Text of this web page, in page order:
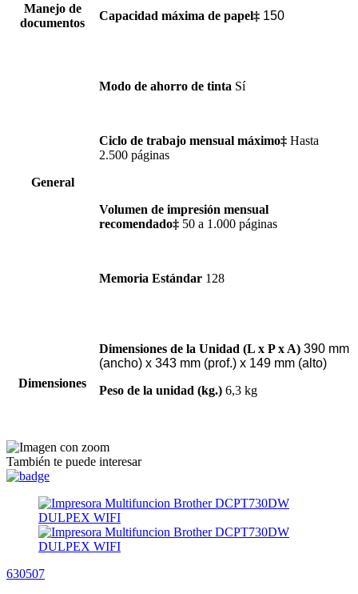
Manejo de
documentos
Capacidad máxima de papel‡ 150
General
Modo de ahorro de tinta Sí
Ciclo de trabajo mensual máximo‡ Hasta
2.500 páginas
Volumen de impresión mensual
recomendado‡ 50 a 1.000 páginas
Memoria Estándar 128
Dimensiones
Dimensiones de la Unidad (L x P x A) 390 mm
(ancho) x 343 mm (prof.) x 149 mm (alto)
Peso de la unidad (kg.) 6,3 kg
También te puede interesar
630507